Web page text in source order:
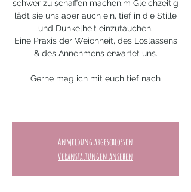
schwer zu schaffen machen.m Gleichzeitig
lädt sie uns aber auch ein, tief in die Stille
und Dunkelheit einzutauchen.
Eine Praxis der Weichheit, des Loslassens
& des Annehmens erwartet uns.
Gerne mag ich mit euch tief nach
Anmeldung abgeschlossen
Veranstaltungen ansehen